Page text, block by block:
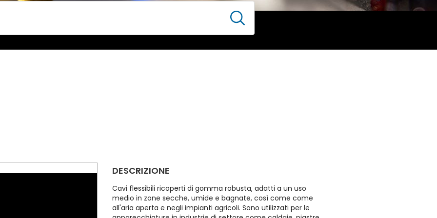
DESCRIZIONE
Cavi flessibili ricoperti di gomma robusta, adatti a un uso
medio in zone secche, umide e bagnate, così come come
all'aria aperta e negli impianti agricoli. Sono utilizzati per le